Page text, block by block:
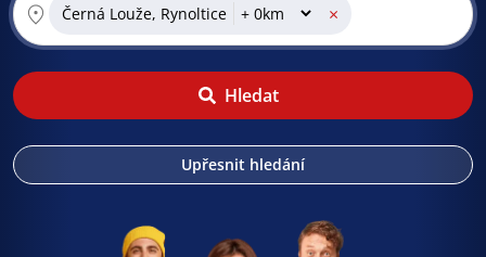
Černá Louže, Rynoltice ×
Hledat
Upřesnit hledání